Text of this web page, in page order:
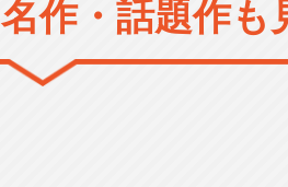
名作・話題作も